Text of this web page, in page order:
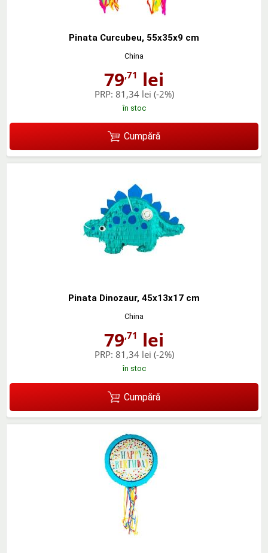
Pinata Curcubeu, 55x35x9 cm
China
79,71 lei
PRP: 81,34 lei (-2%)
în stoc
Cumpără
Pinata Dinozaur, 45x13x17 cm
China
79,71 lei
PRP: 81,34 lei (-2%)
în stoc
Cumpără